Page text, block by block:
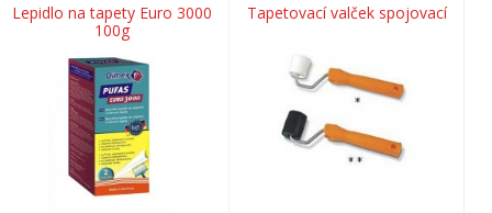
Lepidlo na tapety Euro 3000
100g
Tapetovací valček spojovací